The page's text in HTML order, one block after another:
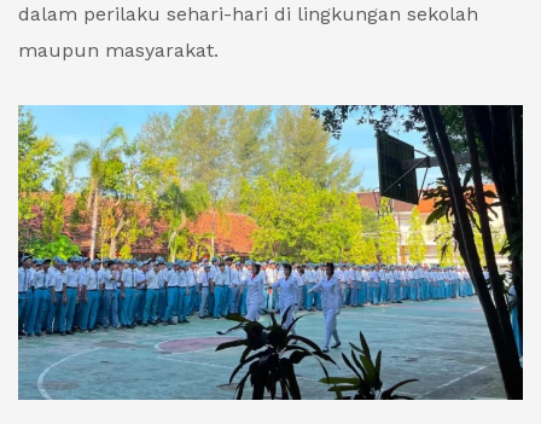
dalam perilaku sehari-hari di lingkungan sekolah
maupun masyarakat.